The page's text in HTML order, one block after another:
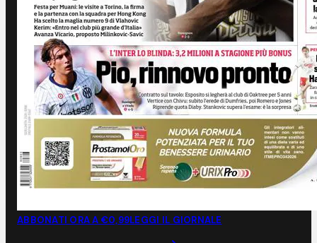
ABBONATI ORA A €0,99LEGGI IL GIORNALE